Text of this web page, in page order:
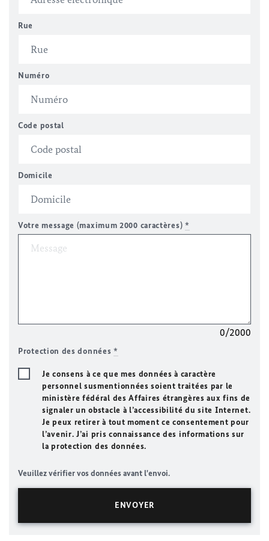
Rue
Numéro
Code postal
Domicile
Votre message (maximum 2000 caractères) *
0/2000
Protection des données*
Je consens à ce que mes données à caractère
personnel susmentionnées soient traitées par le
ministère fédéral des Affaires étrangères aux fins de
signaler un obstacle à l’accessibilité du site Internet.
Je peux retirer à tout moment ce consentement pour
l’avenir. J’ai pris connaissance des informations sur
la protection des données.
Veuillez vérifier vos données avant l'envoi.